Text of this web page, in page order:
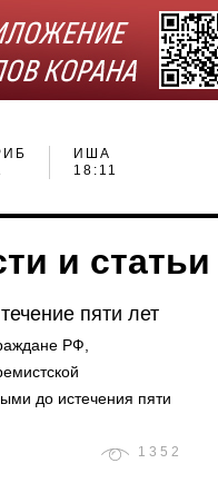
ИША
18:11
и
пяти лет
РФ,
до истечения пяти
1352